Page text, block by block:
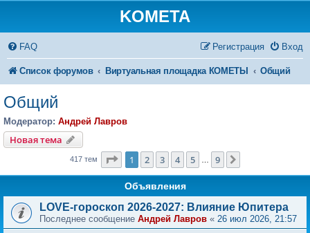
KOMETA
FAQ Вход
Регистрация
Список форумов Виртуальная площадка КОМЕТЫ Общий
Общий
Модератор: Андрей Лавров
Новая тема
417 тем Страница из
1 2 3 4 5 9
Объявления
LOVE-гороскоп 2026-2027: Влияние Юпитера
Последнее сообщение Андрей Лавров « 26 июл 2026, 21:57